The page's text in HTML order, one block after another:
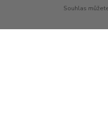
Souhlas